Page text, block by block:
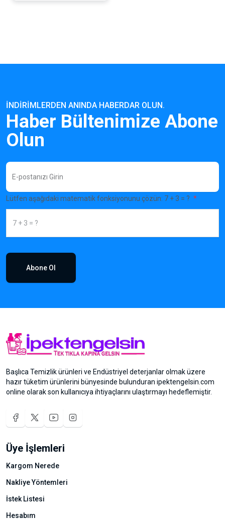
İNDIRIMLERDEN ANINDA HABERDAR OLUN.
Haber Bültenimize Abone
Olun
Lütfen aşağıdaki matematik fonksiyonunu çözün: 7 + 3 = ?
Abone Ol
Başlıca Temizlik ürünleri ve Endüstriyel deterjanlar olmak üzere
hazır tüketim ürünlerini bünyesinde bulunduran ipektengelsin.com
online olarak son kullanıcıya ihtiyaçlarını ulaştırmayı hedeflemiştir.
Üye İşlemleri
Kargom Nerede
Nakliye Yöntemleri
İstek Listesi
Hesabım